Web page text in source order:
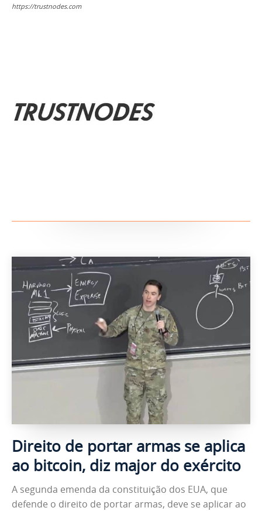
https://trustnodes.com
Direito de portar armas se aplica
ao bitcoin, diz major do exército
A segunda emenda da constituição dos EUA, que
defende o direito de portar armas, deve se aplicar ao